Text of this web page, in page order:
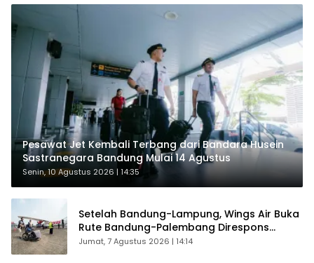
Pesawat Jet Kembali Terbang dari Bandara Husein
Sastranegara Bandung Mulai 14 Agustus
Senin, 10 Agustus 2026 | 14:35
Setelah Bandung-Lampung, Wings Air Buka
Rute Bandung-Palembang Direspons
Langsung Penumpang
Jumat, 7 Agustus 2026 | 14:14